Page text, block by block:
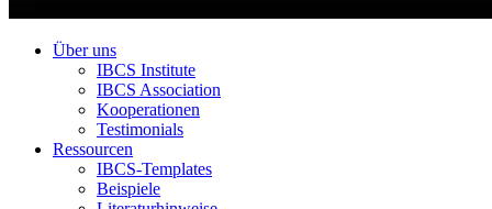
Über uns
IBCS Institute
IBCS Association
Kooperationen
Testimonials
Ressourcen
IBCS-Templates
Beispiele